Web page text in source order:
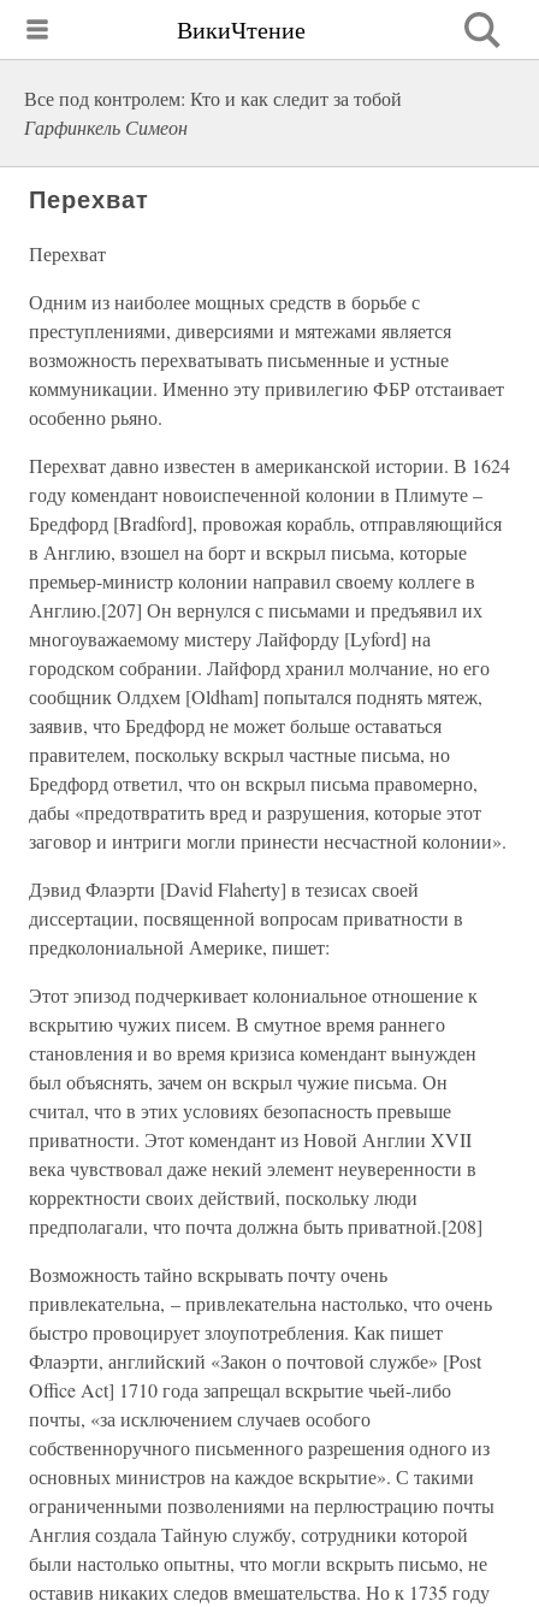
ВикиЧтение
Все под контролем: Кто и как следит за тобой
Гарфинкель Симеон
Перехват
Перехват
Одним из наиболее мощных средств в борьбе с
преступлениями, диверсиями и мятежами является
возможность перехватывать письменные и устные
коммуникации. Именно эту привилегию ФБР отстаивает
особенно рьяно.
Перехват давно известен в американской истории. В 1624
году комендант новоиспеченной колонии в Плимуте –
Бредфорд [Bradford], провожая корабль, отправляющийся
в Англию, взошел на борт и вскрыл письма, которые
премьер-министр колонии направил своему коллеге в
Англию.[207] Он вернулся с письмами и предъявил их
многоуважаемому мистеру Лайфорду [Lyford] на
городском собрании. Лайфорд хранил молчание, но его
сообщник Олдхем [Oldham] попытался поднять мятеж,
заявив, что Бредфорд не может больше оставаться
правителем, поскольку вскрыл частные письма, но
Бредфорд ответил, что он вскрыл письма правомерно,
дабы «предотвратить вред и разрушения, которые этот
заговор и интриги могли принести несчастной колонии».
Дэвид Флаэрти [David Flaherty] в тезисах своей
диссертации, посвященной вопросам приватности в
предколониальной Америке, пишет:
Этот эпизод подчеркивает колониальное отношение к
вскрытию чужих писем. В смутное время раннего
становления и во время кризиса комендант вынужден
был объяснять, зачем он вскрыл чужие письма. Он
считал, что в этих условиях безопасность превыше
приватности. Этот комендант из Новой Англии XVII
века чувствовал даже некий элемент неуверенности в
корректности своих действий, поскольку люди
предполагали, что почта должна быть приватной.[208]
Возможность тайно вскрывать почту очень
привлекательна, – привлекательна настолько, что очень
быстро провоцирует злоупотребления. Как пишет
Флаэрти, английский «Закон о почтовой службе» [Post
Office Act] 1710 года запрещал вскрытие чьей-либо
почты, «за исключением случаев особого
собственноручного письменного разрешения одного из
основных министров на каждое вскрытие». С такими
ограниченными позволениями на перлюстрацию почты
Англия создала Тайную службу, сотрудники которой
были настолько опытны, что могли вскрыть письмо, не
оставив никаких следов вмешательства. Но к 1735 году